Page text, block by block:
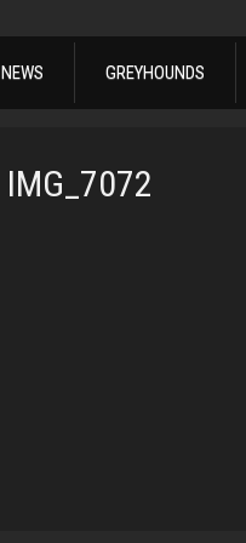
NEWS GREYHOUNDS
IMG_7072